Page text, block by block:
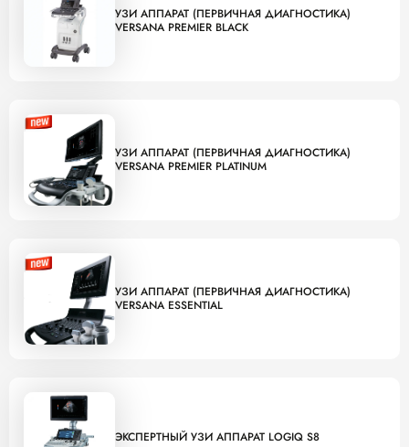
УЗИ АППАРАТ (ПЕРВИЧНАЯ ДИАГНОСТИКА)
VERSANA PREMIER BLACK
УЗИ АППАРАТ (ПЕРВИЧНАЯ ДИАГНОСТИКА)
VERSANA PREMIER PLATINUM
УЗИ АППАРАТ (ПЕРВИЧНАЯ ДИАГНОСТИКА)
VERSANA ESSENTIAL
ЭКСПЕРТНЫЙ УЗИ АППАРАТ LOGIQ S8